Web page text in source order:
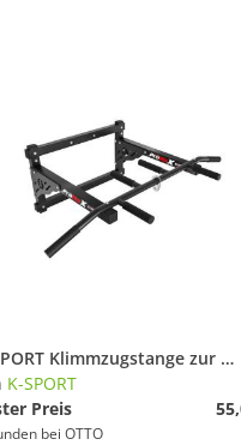
K-SPORT Klimmzugstange zur Wandmontage bis 150 kg belastbar, Made in EU!
K-SPORT
Preis
bei OTTO